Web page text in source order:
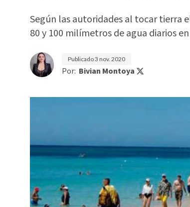
Según las autoridades al tocar tierra
80 y 100 milímetros de agua diarios
Publicado3 nov. 2020
Por: Bivian Montoya